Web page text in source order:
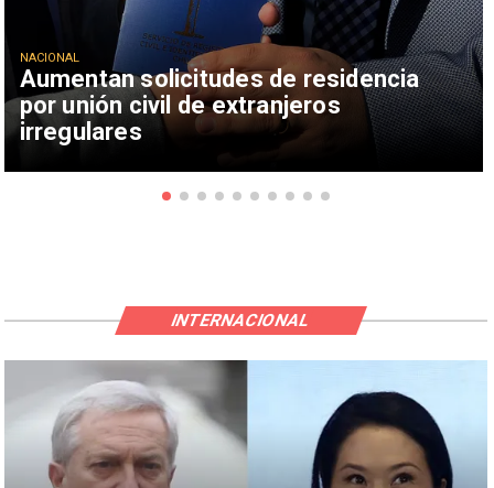
Aumentan solicitudes de residencia
por unión civil de extranjeros
irregulares
NACIONAL
INTERNACIONAL